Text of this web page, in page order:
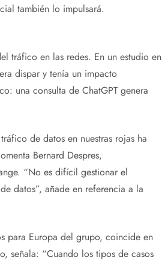
también lo impulsará.
tráfico en las redes. En un estudio en
dispar y tenía un impacto
una consulta de ChatGPT genera
de datos en nuestras rojas ha
Bernard Despres,
“No es difícil gestionar el
datos”, añade en referencia a la
para Europa del grupo, coincide en
señala: “Cuando los tipos de casos